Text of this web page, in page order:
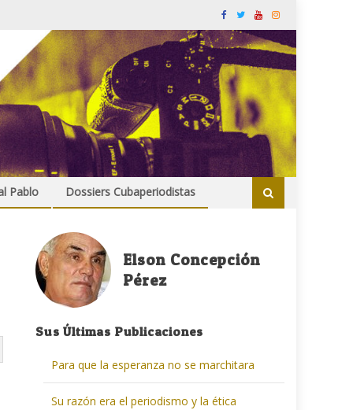
Pablo Dossiers Cubaperiodistas
Elson Concepción
Pérez
Sus Últimas Publicaciones
Para que la esperanza no se marchitara
Su razón era el periodismo y la ética